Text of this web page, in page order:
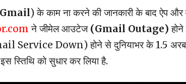
Gmail) के काम ना करने की जानकारी के बाद ऐप
ने जीमेल आउटेज (Gmail Outage)
Service Down) होने से दुनियाभर के 1.5 अरब से
स्तिथि को सुधार कर लिया है.